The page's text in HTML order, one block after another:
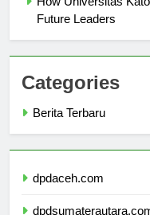
How Universitas
Categories